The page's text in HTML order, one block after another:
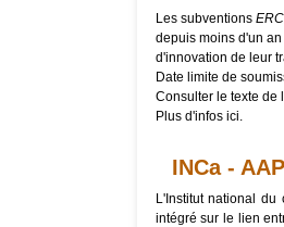
Les subventions
depuis moins d'un an
d'innovation de leur
Date limite de
Consulter le texte de
Plus d'infos ici.
INCa -
L'Institut national
intégré sur le lien